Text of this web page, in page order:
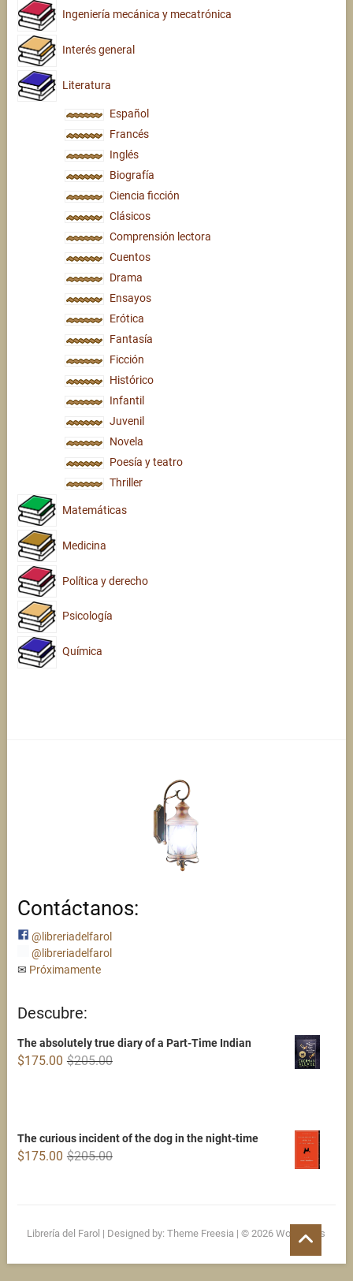
Ingeniería mecánica y mecatrónica
Interés general
Literatura
Español
Francés
Inglés
Biografía
Ciencia ficción
Clásicos
Comprensión lectora
Cuentos
Drama
Ensayos
Erótica
Fantasía
Ficción
Histórico
Infantil
Juvenil
Novela
Poesía y teatro
Thriller
Matemáticas
Medicina
Política y derecho
Psicología
Química
Contáctanos:
@libreriadelfarol
@libreriadelfarol
✉ Próximamente
Descubre:
The absolutely true diary of a Part-Time Indian
$205.00Original
$175.00
Current
The curious incident of the dog in the night-time
$205.00Original
$175.00
Current
Librería del Farol | Designed by:Theme Freesia | © 2026WordPress
Go
top